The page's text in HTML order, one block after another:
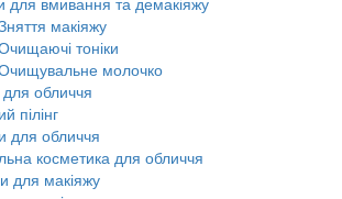
макіяжу
тоніки
молочко
обличчя
пілінг
для обличчя
косметика для обличчя
для макіяжу